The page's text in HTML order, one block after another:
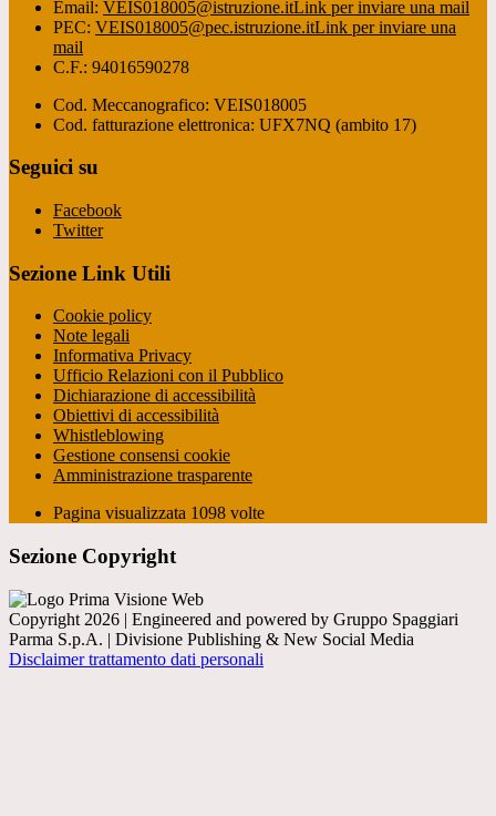
Email: VEIS018005@istruzione.itLink per inviare una mail
PEC: VEIS018005@pec.istruzione.itLink per inviare una
mail
C.F.: 94016590278
Cod. Meccanografico: VEIS018005
Cod. fatturazione elettronica: UFX7NQ (ambito 17)
Seguici su
Facebook
Twitter
Sezione Link Utili
Cookie policy
Note legali
Informativa Privacy
Ufficio Relazioni con il Pubblico
Dichiarazione di accessibilità
Obiettivi di accessibilità
Whistleblowing
Gestione consensi cookie
Amministrazione trasparente
Pagina visualizzata 1098 volte
Sezione Copyright
Copyright 2026 | Engineered and powered by Gruppo Spaggiari
Parma S.p.A. | Divisione Publishing & New Social Media
Disclaimer trattamento dati personali